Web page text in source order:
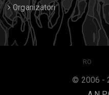
Organizatori
RO
© 2006 -